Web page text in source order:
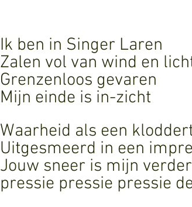
Ik ben in Singer Laren
Zalen vol van wind en
Grenzenloos gevaren
Mijn einde is in-zicht
Waarheid als een
Uitgesmeerd in een
Jouw sneer is mijn
pressie pressie pressie